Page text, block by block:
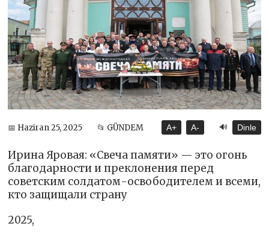
📅 Haziran 25, 2025 📂 GÜNDEM A+ A- 🔊 Dinle
Ирина Яровая: «Свеча памяти» — это огонь
благодарности и преклонения перед
советским солдатом-освободителем и всеми,
кто защищали страну
2025,